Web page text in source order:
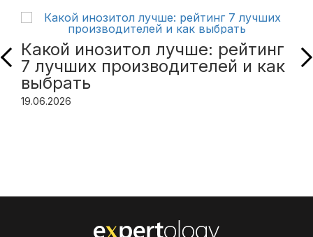
Какой инозитол лучше: рейтинг
7 лучших производителей и как
выбрать
19.06.2026